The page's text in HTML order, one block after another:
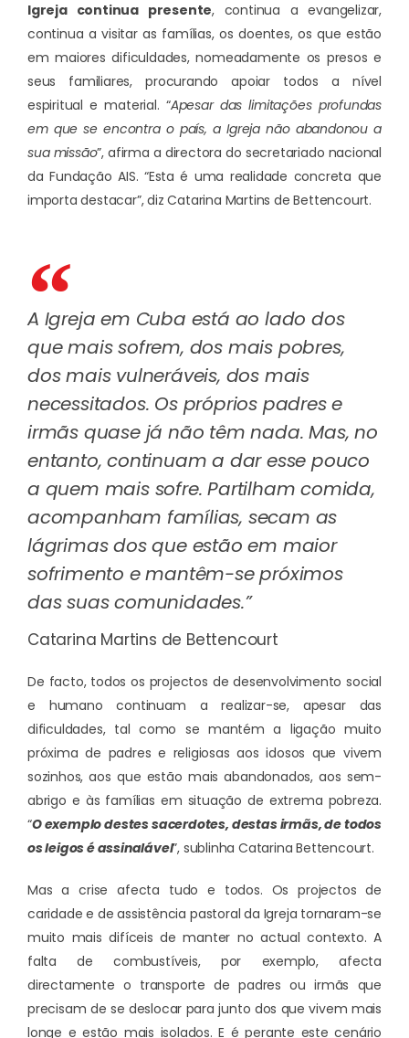
Igreja continua presente, continua a evangelizar,
continua a visitar as famílias, os doentes, os que estão
em maiores dificuldades, nomeadamente os presos e
seus familiares, procurando apoiar todos a nível
espiritual e material. “Apesar das limitações profundas
em que se encontra o país, a Igreja não abandonou a
sua missão”, afirma a directora do secretariado nacional
da Fundação AIS. “Esta é uma realidade concreta que
importa destacar”, diz Catarina Martins de Bettencourt.
A Igreja em Cuba está ao lado dos
que mais sofrem, dos mais pobres,
dos mais vulneráveis, dos mais
necessitados. Os próprios padres e
irmãs quase já não têm nada. Mas, no
entanto, continuam a dar esse pouco
a quem mais sofre. Partilham comida,
acompanham famílias, secam as
lágrimas dos que estão em maior
sofrimento e mantêm-se próximos
das suas comunidades.”
Catarina Martins de Bettencourt
De facto, todos os projectos de desenvolvimento social
e humano continuam a realizar-se, apesar das
dificuldades, tal como se mantém a ligação muito
próxima de padres e religiosas aos idosos que vivem
sozinhos, aos que estão mais abandonados, aos sem-
abrigo e às famílias em situação de extrema pobreza.
“O exemplo destes sacerdotes, destas irmãs, de todos
os leigos é assinalável”, sublinha Catarina Bettencourt.
Mas a crise afecta tudo e todos. Os projectos de
caridade e de assistência pastoral da Igreja tornaram-se
muito mais difíceis de manter no actual contexto. A
falta de combustíveis, por exemplo, afecta
directamente o transporte de padres ou irmãs que
precisam de se deslocar para junto dos que vivem mais
longe e estão mais isolados. E é perante este cenário